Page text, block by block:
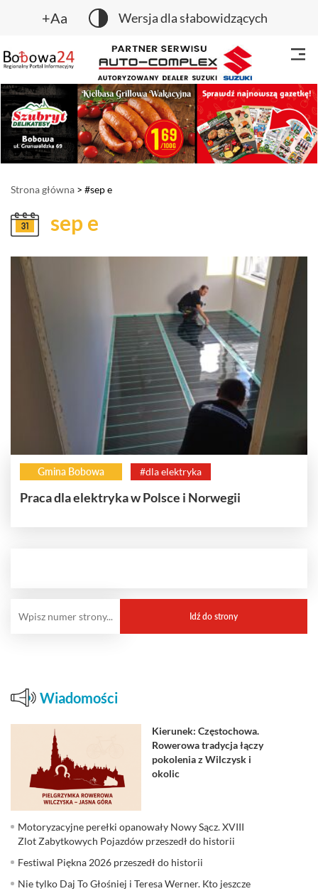
+Aa Wersja dla słabowidzących
Strona główna > #sep e
sep e
Gmina Bobowa #dla elektryka
Praca dla elektryka w Polsce i Norwegii
Wiadomości
Kierunek: Częstochowa.
Rowerowa tradycja łączy
pokolenia z Wilczysk i
okolic
Motoryzacyjne perełki opanowały Nowy Sącz. XVIII
Zlot Zabytkowych Pojazdów przeszedł do historii
Festiwal Piękna 2026 przeszedł do historii
Nie tylko Daj To Głośniej i Teresa Werner. Kto jeszcze